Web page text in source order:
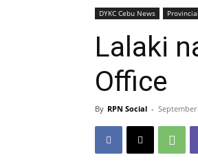
DYKC Cebu News
Lalaki
Office
By RPN Social - September